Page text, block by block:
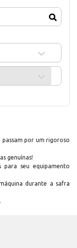
passam por um rigoroso
genuínas!
para seu equipamento
durante a safra